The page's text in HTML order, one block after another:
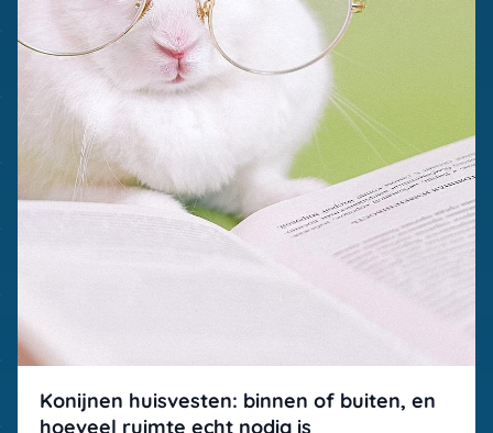
Konijnen huisvesten: binnen of buiten, en
hoeveel ruimte echt nodig is